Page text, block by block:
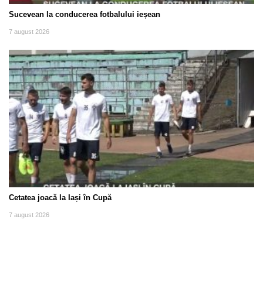
Sucevean la conducerea fotbalului ieșean
7 august 2026
Cetatea joacă la Iași în Cupă
7 august 2026